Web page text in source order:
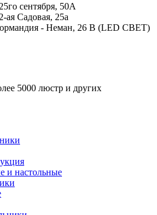
сентября, 50А
ая Садовая, 25а
- Неман, 26 В (LED СВЕТ)
5000 люстр и других
и настольные